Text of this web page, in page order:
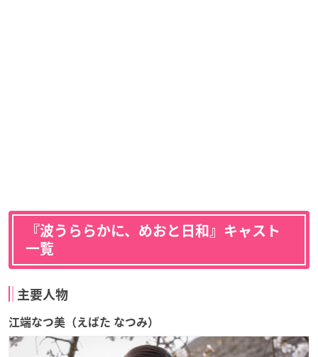
『波うららかに、めおと日和』キャスト
一覧
主要人物
江端なつ美（えばた なつみ）